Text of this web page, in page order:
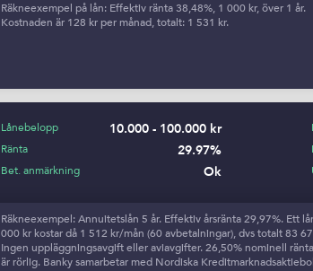
Räkneexempel på lån: Effektiv ränta 38,48%, 1 000 kr, över 1 år.
Kostnaden är 128 kr per månad, totalt: 1 531 kr.
Lånebelopp 10.000 - 100.000 kr
Ränta 29.97%
Bet. anmärkning Ok
Räkneexempel: Annuitetslån 5 år. Effektiv årsränta 29,97%. Ett
000 kr kostar då 1 512 kr/mån (60 avbetalningar), dvs totalt 83
Ingen uppläggningsavgift eller aviavgifter. 26,50% nominell
är rörlig. Banky samarbetar med Nordiska